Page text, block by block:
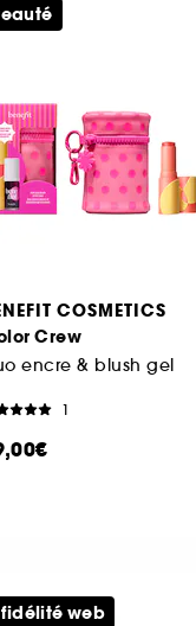
COSMETICS
Crew
encre & blush gel
1
fidélité web